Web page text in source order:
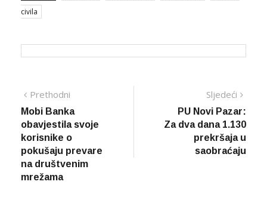
civila
Navigacija
članaka
Prethodni
vijest
Mobi Banka
obavjestila svoje
korisnike o
pokušaju prevare
na društvenim
mrežama
Sljedeći
PU Novi Pazar:
Za dva dana 1.130
prekršaja u
saobraćaju